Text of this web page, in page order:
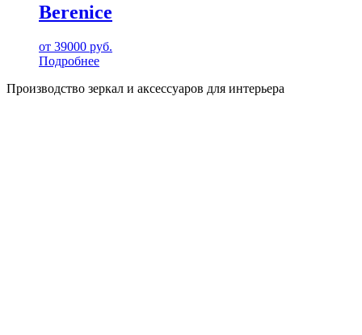
Berenice
от 39000 руб.
Подробнее
Производство зеркал и аксессуаров для интерьера